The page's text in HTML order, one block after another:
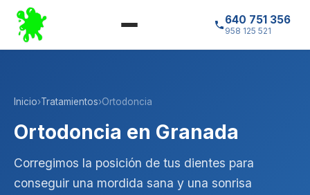
640 751 356
958 125 521
Inicio›Tratamientos›Ortodoncia
Ortodoncia en Granada
Corregimos la posición de tus dientes para
conseguir una mordida sana y una sonrisa